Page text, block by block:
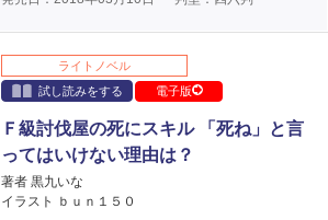
ライトノベル
試し読みをする
電子版
Ｆ級討伐屋の死にスキル 「死ね」と言
ってはいけない理由は？
著者 黒九いな
イラスト ｂｕｎ１５０